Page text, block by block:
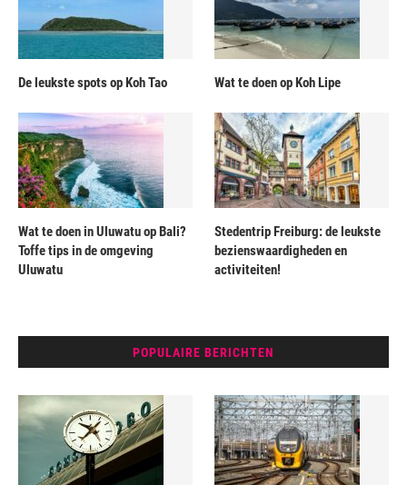
De leukste spots op Koh Tao Wat te doen op Koh Lipe
Wat te doen in Uluwatu op Bali?
Toffe tips in de omgeving
Uluwatu
Stedentrip Freiburg: de leukste
bezienswaardigheden en
activiteiten!
POPULAIRE BERICHTEN